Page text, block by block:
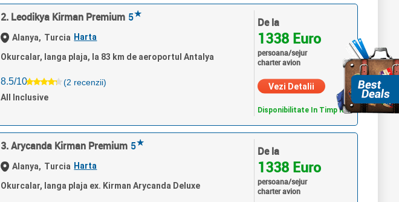
De la
1338 Euro
persoana/sejur
charter avion
Vezi Detalii
Disponibilitate In Timp Real
2. Leodikya Kirman Premium 5★
Alanya, Turcia Harta
Okurcalar, langa plaja, la 83 km de aeroportul Antalya
8.5/10
(2 recenzii)
All Inclusive
De la
1338 Euro
persoana/sejur
charter avion
3. Arycanda Kirman Premium 5★
Alanya, Turcia Harta
Okurcalar, langa plaja ex. Kirman Arycanda Deluxe